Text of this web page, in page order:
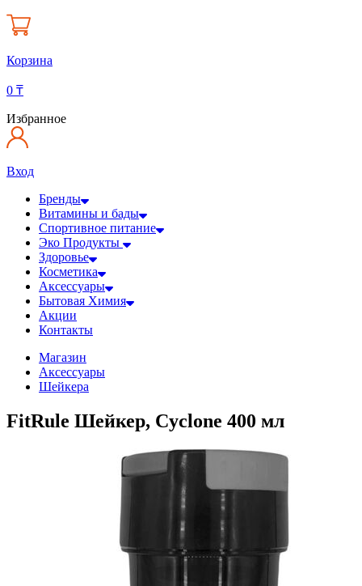
Корзина
0 ₸
Избранное
Вход
Бренды
Витамины и бады
Спортивное питание
Эко Продукты
Здоровье
Косметика
Аксессуары
Бытовая Химия
Акции
Контакты
Магазин
Аксессуары
Шейкера
FitRule Шейкер, Cyclone 400 мл